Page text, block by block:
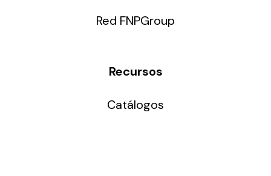
Red FNPGroup
Recursos
Catálogos